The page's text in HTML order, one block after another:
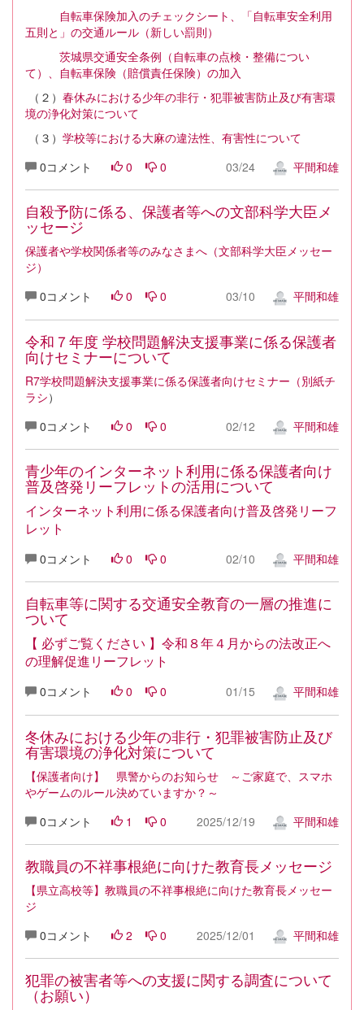
自転車保険加入のチェックシート、「自転車安全利用
五則と」の交通ルール（新しい罰則）
茨城県交通安全条例（自転車の点検・整備につい
て）、自転車保険（賠償責任保険）の加入
（２） 春休みにおける少年の非行・犯罪被害防止及び有害環
境の浄化対策について
（３） 学校等における大麻の違法性、有害性について
0コメント
0 0 03/24 平間和雄
自殺予防に係る、保護者等への文部科学大臣メ
ッセージ
保護者や学校関係者等のみなさまへ（文部科学大臣メッセー
ジ）
0コメント
0 0 03/10 平間和雄
令和７年度 学校問題解決支援事業に係る保護者
向けセミナーについて
R7学校問題解決支援事業に係る保護者向けセミナー（別紙チ
ラシ）
0コメント
0 0 02/12 平間和雄
青少年のインターネット利用に係る保護者向け
普及啓発リーフレットの活用について
インターネット利用に係る保護者向け普及啓発リーフ
レット
0コメント 0 0 02/10 平間和雄
自転車等に関する交通安全教育の一層の推進に
ついて
【 必ずご覧ください 】令和８年４月からの法改正へ
の理解促進リーフレット
0コメント 0 0 01/15 平間和雄
冬休みにおける少年の非行・犯罪被害防止及び
有害環境の浄化対策について
【保護者向け】 県警からのお知らせ ～ご家庭で、スマホ
やゲームのルール決めていますか？～
0コメント
1 0 2025/12/19 平間和雄
教職員の不祥事根絶に向けた教育長メッセージ
【県立高校等】教職員の不祥事根絶に向けた教育長メッセー
ジ
0コメント
2 0 2025/12/01 平間和雄
犯罪の被害者等への支援に関する調査について
（お願い）